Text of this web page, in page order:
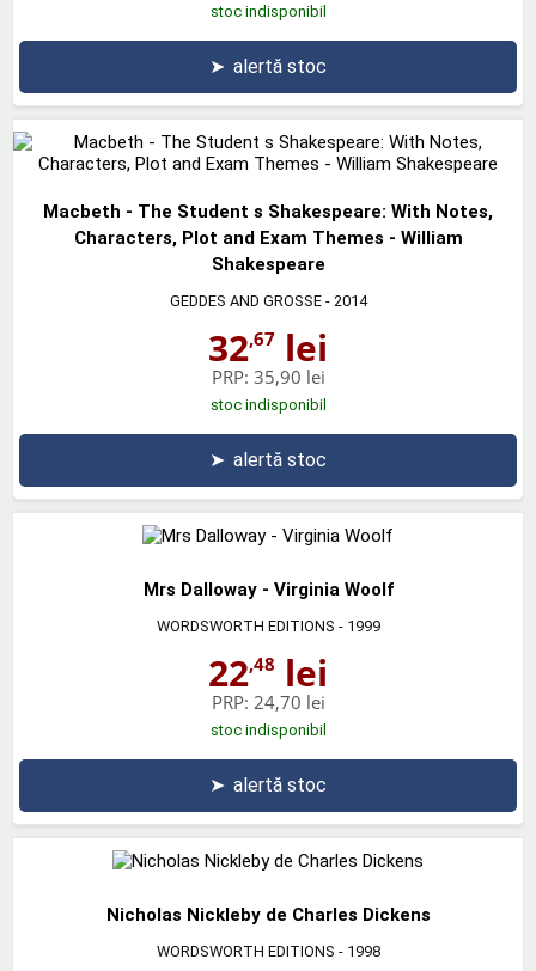
stoc indisponibil
➤ alertă stoc
Macbeth - The Student s Shakespeare: With Notes,
Characters, Plot and Exam Themes - William
Shakespeare
GEDDES AND GROSSE- 2014
32,67 lei
PRP: 35,90 lei
stoc indisponibil
➤ alertă stoc
Mrs Dalloway - Virginia Woolf
WORDSWORTH EDITIONS - 1999
22,48 lei
PRP: 24,70 lei
stoc indisponibil
➤ alertă stoc
Nicholas Nickleby de Charles Dickens
WORDSWORTH EDITIONS - 1998